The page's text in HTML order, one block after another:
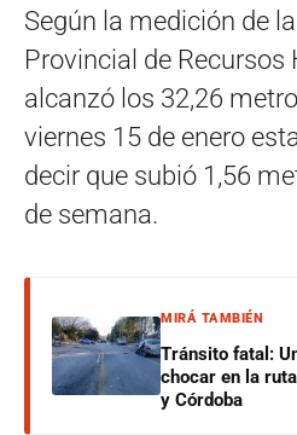
Según la medición de
Provincial de Recursos
alcanzó los 32,26
viernes 15 de enero
decir que subió 1,56
de semana.
MIRÁ TAMBIÉN
Tránsito fatal:
chocar en la
y Córdoba